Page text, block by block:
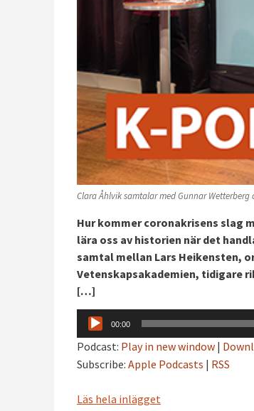
Clara Åhlvik samtalar med Gunnar Wetterberg
Hur kommer coronakrisens slag
lära oss av historien när det
samtal mellan Lars Heikensten,
Vetenskapsakademien, tidigare
[…]
Ljudspelare
00:00
Podcast: Play in new window |
Subscribe: Apple Podcasts | RSS
Läs hela inlägget